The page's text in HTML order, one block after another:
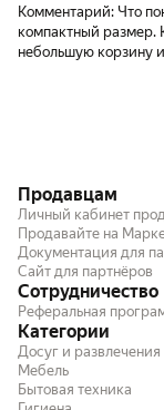
Комментарий: Что
компактный размер.
небольшую корзину
Продавцам
Личный кабинет
Продавайте на
Документация для
Сайт для партнёров
Сотрудничество
Реферальная
Категории
Досуг и развлечения
Мебель
Бытовая техника